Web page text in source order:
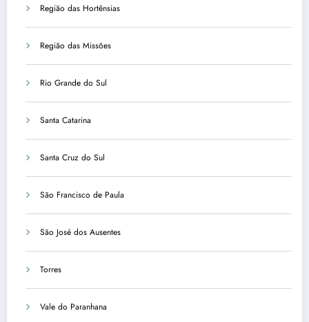
Região das Hortênsias
Região das Missões
Rio Grande do Sul
Santa Catarina
Santa Cruz do Sul
São Francisco de Paula
São José dos Ausentes
Torres
Vale do Paranhana